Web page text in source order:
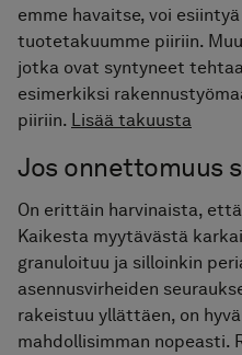
emme havaitse, voi
tuotetakuumme piiriin.
jotka ovat syntyneet
esimerkiksi
piiriin. Lisää takuusta
Jos onnettomuus
On erittäin harvinaista,
Kaikesta myytävästä
granuloituu ja silloinkin
asennusvirheiden
rakeistuu yllättäen, on
mahdollisimman nopeasti.